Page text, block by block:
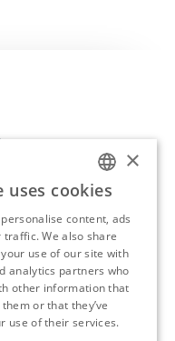
La Maddalena (SS)
202
ITALIAN
ENGLISH
×
uses cookies
content, ads
We also share
use of our site with
analytics partners who
other information that
or that they’ve
use of their services.